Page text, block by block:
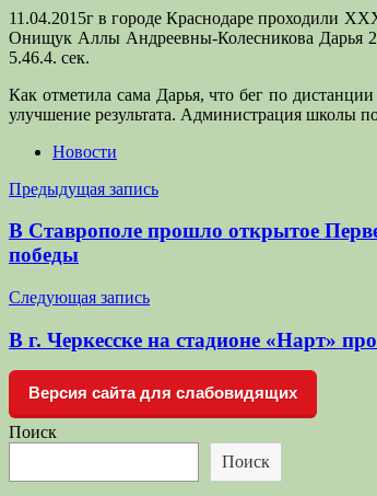
11.04.2015г в городе Краснодаре проходили
Онищук Аллы Андреевны-Колесникова Дарья
5.46.4. сек.
Как отметила сама Дарья, что бег по
улучшение результата. Администрация школы
Новости
Навигация
по
записям
Предыдущая запись
В Ставрополе прошло открытое
победы
Следующая запись
В г. Черкесске на стадионе «Нарт»
Версия сайта для слабовидящих
Поиск
Поиск